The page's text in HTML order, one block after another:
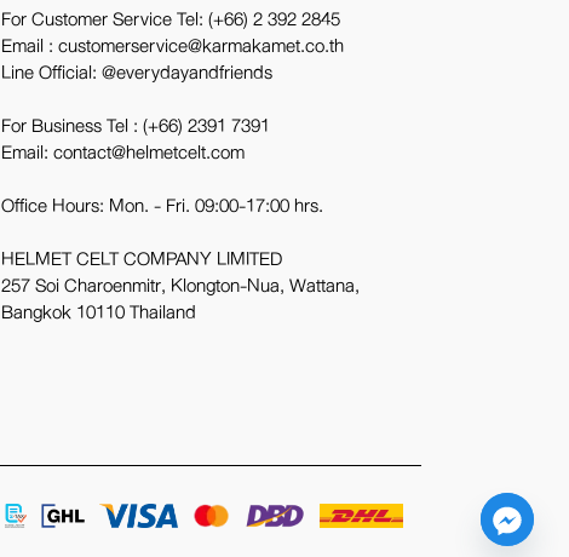
For Customer Service Tel:(+66) 2 392 2845
Email : customerservice@karmakamet.co.th
Line Official:@everydayandfriends
For Business Tel :(+66) 2391 7391
Email: contact@helmetcelt.com
Office Hours: Mon. - Fri. 09:00-17:00 hrs.
HELMET CELT COMPANY LIMITED
257 Soi Charoenmitr, Klongton-Nua, Wattana,
Bangkok 10110 Thailand